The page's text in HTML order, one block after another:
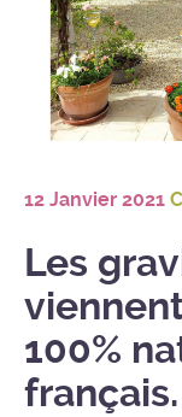
12 Janvier 2021
Les
100%
français.